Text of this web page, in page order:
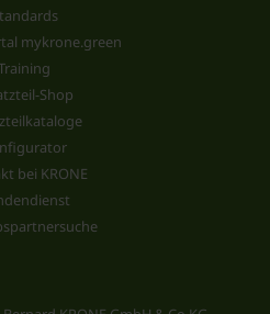
mykrone.green
Shop
bei KRONE